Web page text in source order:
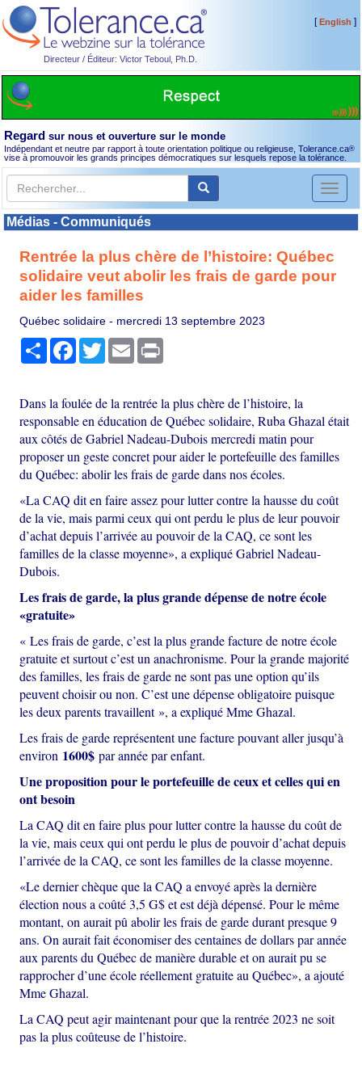
Directeur / Éditeur: Victor Teboul, Ph.D.
[English ]
Regard sur nous et ouverture sur le monde
Indépendant et neutre par rapport à toute orientation politique ou religieuse, Tolerance.ca®
vise à promouvoir les grands principes démocratiques sur lesquels repose la tolérance.
Toggle
Médias - Communiqués
Rentrée la plus chère de l’histoire: Québec
solidaire veut abolir les frais de garde pour
aider les familles
Québec solidaire - mercredi 13 septembre 2023
PartagerFacebook
TwitterEmail
Dans la foulée de la rentrée la plus chère de l’histoire, la
responsable en éducation de Québec solidaire, Ruba Ghazal était
aux côtés de Gabriel Nadeau-Dubois mercredi matin pour
proposer un geste concret pour aider le portefeuille des familles
du Québec: abolir les frais de garde dans nos écoles.
«La CAQ dit en faire assez pour lutter contre la hausse du coût
de la vie, mais parmi ceux qui ont perdu le plus de leur pouvoir
d’achat depuis l’arrivée au pouvoir de la CAQ, ce sont les
familles de la classe moyenne», a expliqué Gabriel Nadeau-
Dubois.
Les frais de garde, la plus grande dépense de notre école
«gratuite»
« Les frais de garde, c’est la plus grande facture de notre école
gratuite et surtout c’est un anachronisme. Pour la grande majorité
des familles, les frais de garde ne sont pas une option qu’ils
peuvent choisir ou non. C’est une dépense obligatoire puisque
les deux parents travaillent », a expliqué Mme Ghazal.
Les frais de garde représentent une facture pouvant aller jusqu’à
environ 1600$par année par enfant.
Une proposition pour le portefeuille de ceux et celles qui en
ont besoin
La CAQ dit en faire plus pour lutter contre la hausse du coût de
la vie, mais ceux qui ont perdu le plus de pouvoir d’achat depuis
l’arrivée de la CAQ, ce sont les familles de la classe moyenne.
«Le dernier chèque que la CAQ a envoyé après la dernière
élection nous a coûté 3,5 G$ et est déjà dépensé. Pour le même
montant, on aurait pû abolir les frais de garde durant presque 9
ans. On aurait fait économiser des centaines de dollars par année
aux parents du Québec de manière durable et on aurait pu se
rapprocher d’une école réellement gratuite au Québec», a ajouté
Mme Ghazal.
La CAQ peut agir maintenant pour que la rentrée 2023 ne soit
pas la plus coûteuse de l’histoire.